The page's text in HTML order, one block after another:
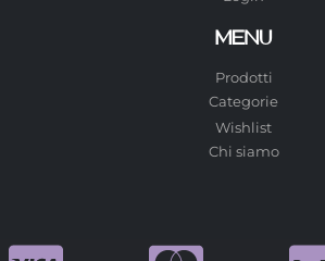
MENU
Prodotti
Categorie
Wishlist
Chi siamo